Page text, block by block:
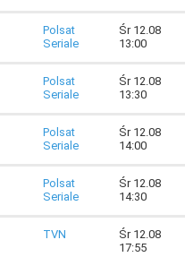
Polsat
Seriale
Śr 12.08
13:00
Polsat
Seriale
Śr 12.08
13:30
Polsat
Seriale
Śr 12.08
14:00
Polsat
Seriale
Śr 12.08
14:30
TVN
Śr 12.08
17:55